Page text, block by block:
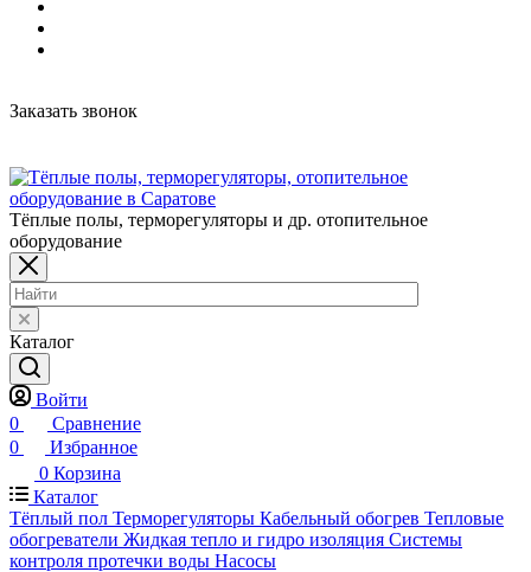
Заказать звонок
Тёплые полы, терморегуляторы и др. отопительное
оборудование
Каталог
Войти
0
Сравнение
0
Избранное
0 Корзина
Каталог
Тёплый пол Терморегуляторы Кабельный обогрев Тепловые
обогреватели Жидкая тепло и гидро изоляция Системы
контроля протечки воды Насосы